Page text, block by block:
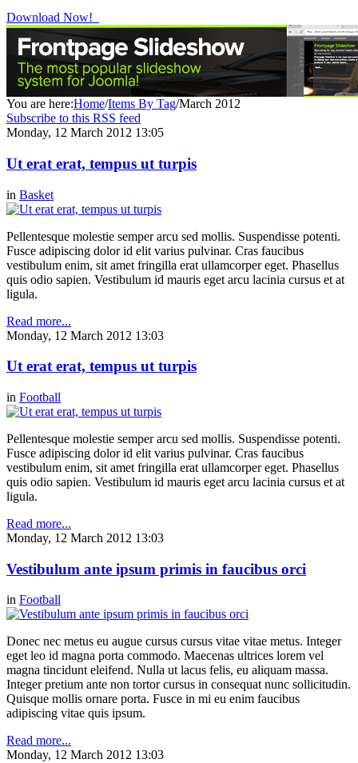
Download Now!
You are here:Home/Items By Tag/March 2012
Subscribe to this RSS feed
Monday, 12 March 2012 13:05
Ut erat erat, tempus ut turpis
in Basket
Pellentesque molestie semper arcu sed mollis. Suspendisse potenti.
Fusce adipiscing dolor id elit varius pulvinar. Cras faucibus
vestibulum enim, sit amet fringilla erat ullamcorper eget. Phasellus
quis odio sapien. Vestibulum id mauris eget arcu lacinia cursus et at
ligula.
Read more...
Monday, 12 March 2012 13:03
Ut erat erat, tempus ut turpis
in Football
Pellentesque molestie semper arcu sed mollis. Suspendisse potenti.
Fusce adipiscing dolor id elit varius pulvinar. Cras faucibus
vestibulum enim, sit amet fringilla erat ullamcorper eget. Phasellus
quis odio sapien. Vestibulum id mauris eget arcu lacinia cursus et at
ligula.
Read more...
Monday, 12 March 2012 13:03
Vestibulum ante ipsum primis in faucibus orci
in Football
Donec nec metus eu augue cursus cursus vitae vitae metus. Integer
eget leo id magna porta commodo. Maecenas ultrices lorem vel
magna tincidunt eleifend. Nulla ut lacus felis, eu aliquam massa.
Integer pretium ante non tortor cursus in consequat nunc sollicitudin.
Quisque mollis ornare porta. Fusce in mi eu enim faucibus
adipiscing vitae quis ipsum.
Read more...
Monday, 12 March 2012 13:03